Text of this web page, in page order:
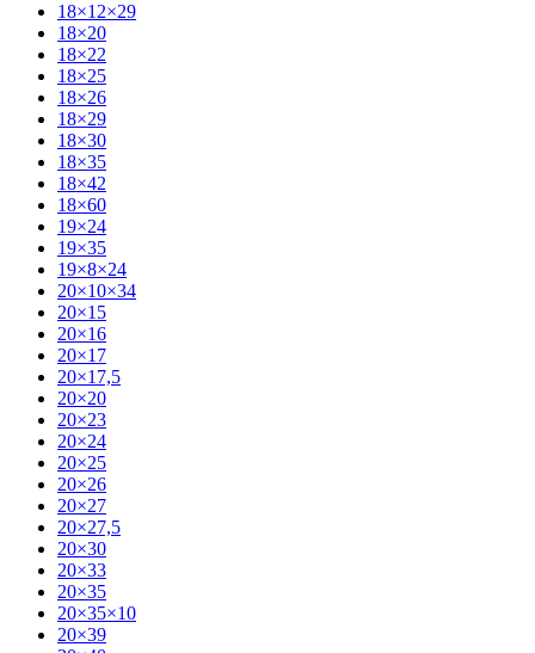
18×12×29
18×20
18×22
18×25
18×26
18×29
18×30
18×35
18×42
18×60
19×24
19×35
19×8×24
20×10×34
20×15
20×16
20×17
20×17,5
20×20
20×23
20×24
20×25
20×26
20×27
20×27,5
20×30
20×33
20×35
20×35×10
20×39